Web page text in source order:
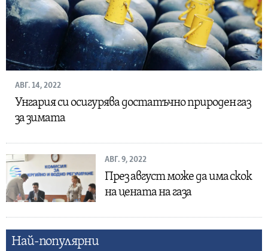
АВГ. 14, 2022
Унгария си осигурява достатъчно природен газ
за зимата
АВГ. 9, 2022
През август може да има скок
на цената на газа
Най-популярни